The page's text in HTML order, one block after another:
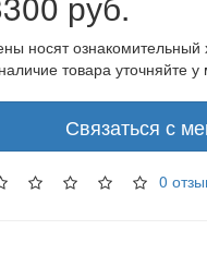
носят ознакомительный
товара уточняйте
Связаться с
0